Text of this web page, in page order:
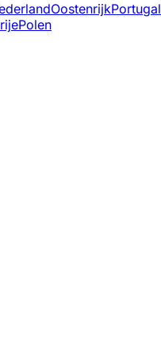
OostenrijkPortugal
Polen